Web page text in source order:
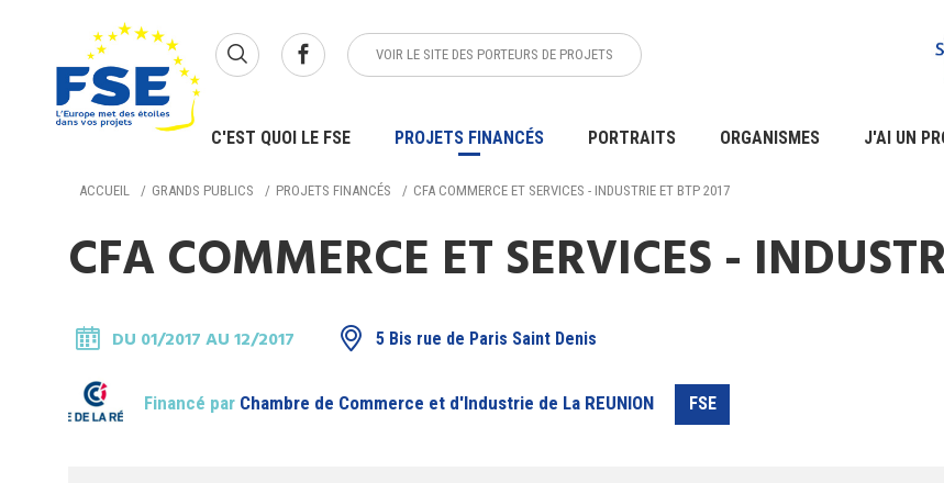
VOIR LE SITE DES PORTEURS DE PROJETS
C'EST QUOI LE FSE PROJETS FINANCÉS PORTRAITS ORGANISMES J'AI UN
ACCUEIL GRANDS PUBLICS PROJETS FINANCÉS CFA COMMERCE ET SERVICES - INDUSTRIE ET BTP 2017
CFA COMMERCE ET SERVICES -
DU 01/2017 AU 12/2017 5 Bis rue de Paris Saint Denis
Financé par Chambre de Commerce et d'Industrie de La REUNION FSE